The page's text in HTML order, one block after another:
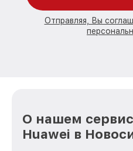
Отправляя, Вы
О нашем
Huawei в